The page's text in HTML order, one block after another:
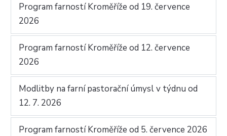
Program farností Kroměříže od 19. července
2026
Program farností Kroměříže od 12. července
2026
Modlitby na farní pastorační úmysl v týdnu od
12. 7. 2026
Program farností Kroměříže od 5. července 2026